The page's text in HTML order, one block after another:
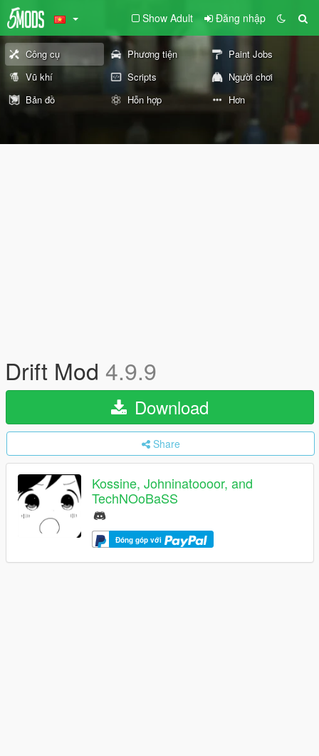
Show Adult Đăng nhập
Công cụ Phương tiện
Paint Jobs
Vũ khí
Scripts
Người chơi
Bản đồ
Hỗn hợp Hơn
Drift Mod 4.9.9
Download
Share
Kossine, Johninatoooor, and
TechNOoBaSS
Đóng góp với